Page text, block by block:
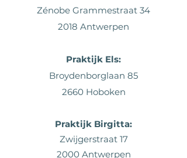
Zénobe Grammestraat 34
2018 Antwerpen
Praktijk Els:
Broydenborglaan 85
2660 Hoboken
Praktijk Birgitta:
Zwijgerstraat 17
2000 Antwerpen